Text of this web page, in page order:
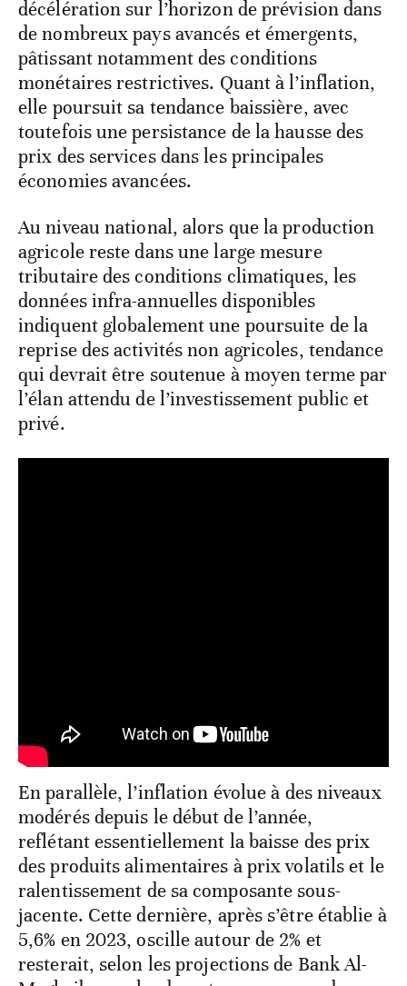
décélération sur l’horizon de prévision dans
de nombreux pays avancés et émergents,
pâtissant notamment des conditions
monétaires restrictives. Quant à l’inflation,
elle poursuit sa tendance baissière, avec
toutefois une persistance de la hausse des
prix des services dans les principales
économies avancées.
Au niveau national, alors que la production
agricole reste dans une large mesure
tributaire des conditions climatiques, les
données infra-annuelles disponibles
indiquent globalement une poursuite de la
reprise des activités non agricoles, tendance
qui devrait être soutenue à moyen terme par
l’élan attendu de l’investissement public et
privé.
En parallèle, l’inflation évolue à des niveaux
modérés depuis le début de l’année,
reflétant essentiellement la baisse des prix
des produits alimentaires à prix volatils et le
ralentissement de sa composante sous-
jacente. Cette dernière, après s’être établie à
5,6% en 2023, oscille autour de 2% et
resterait, selon les projections de Bank Al-